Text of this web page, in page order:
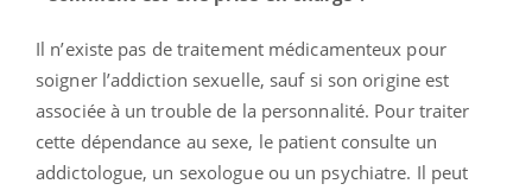
Il n’existe pas de traitement médicamenteux pour
soigner l’addiction sexuelle, sauf si son origine est
associée à un trouble de la personnalité. Pour traiter
cette dépendance au sexe, le patient consulte un
addictologue, un sexologue ou un psychiatre. Il peut